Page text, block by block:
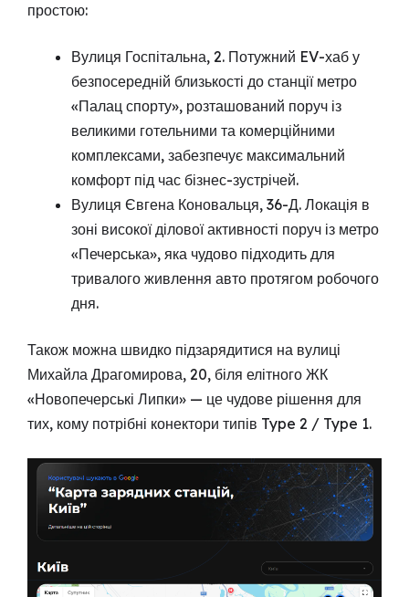
простою:
Вулиця Госпітальна, 2. Потужний EV-хаб у
безпосередній близькості до станції метро
«Палац спорту», розташований поруч із
великими готельними та комерційними
комплексами, забезпечує максимальний
комфорт під час бізнес-зустрічей.
Вулиця Євгена Коновальця, 36-Д. Локація в
зоні високої ділової активності поруч із метро
«Печерська», яка чудово підходить для
тривалого живлення авто протягом робочого
дня.
Також можна швидко підзарядитися на вулиці
Михайла Драгомирова, 20, біля елітного ЖК
«Новопечерські Липки» — це чудове рішення для
тих, кому потрібні конектори типів Type 2 / Type 1.